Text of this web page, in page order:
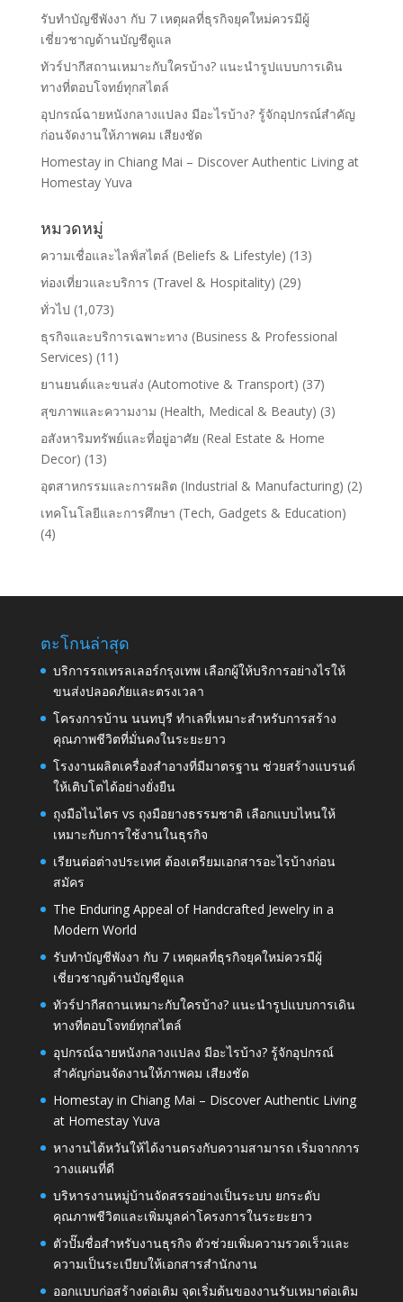
รับทำบัญชีพังงา กับ 7 เหตุผลที่ธุรกิจยุคใหม่ควรมีผู้
เชี่ยวชาญด้านบัญชีดูแล
ทัวร์ปากีสถานเหมาะกับใครบ้าง? แนะนำรูปแบบการเดิน
ทางที่ตอบโจทย์ทุกสไตล์
อุปกรณ์ฉายหนังกลางแปลง มีอะไรบ้าง? รู้จักอุปกรณ์สำคัญ
ก่อนจัดงานให้ภาพคม เสียงชัด
Homestay in Chiang Mai – Discover Authentic Living at
Homestay Yuva
หมวดหมู่
ความเชื่อและไลฟ์สไตล์ (Beliefs & Lifestyle) (13)
ท่องเที่ยวและบริการ (Travel & Hospitality) (29)
ทั่วไป (1,073)
ธุรกิจและบริการเฉพาะทาง (Business & Professional
Services) (11)
ยานยนต์และขนส่ง (Automotive & Transport) (37)
สุขภาพและความงาม (Health, Medical & Beauty) (3)
อสังหาริมทรัพย์และที่อยู่อาศัย (Real Estate & Home
Decor) (13)
อุตสาหกรรมและการผลิต (Industrial & Manufacturing) (2)
เทคโนโลยีและการศึกษา (Tech, Gadgets & Education)
(4)
ตะโกนล่าสุด
บริการรถเทรลเลอร์กรุงเทพ เลือกผู้ให้บริการอย่างไรให้
ขนส่งปลอดภัยและตรงเวลา
โครงการบ้าน นนทบุรี ทำเลที่เหมาะสำหรับการสร้าง
คุณภาพชีวิตที่มั่นคงในระยะยาว
โรงงานผลิตเครื่องสำอางที่มีมาตรฐาน ช่วยสร้างแบรนด์
ให้เติบโตได้อย่างยั่งยืน
ถุงมือไนไตร vs ถุงมือยางธรรมชาติ เลือกแบบไหนให้
เหมาะกับการใช้งานในธุรกิจ
เรียนต่อต่างประเทศ ต้องเตรียมเอกสารอะไรบ้างก่อน
สมัคร
The Enduring Appeal of Handcrafted Jewelry in a
Modern World
รับทำบัญชีพังงา กับ 7 เหตุผลที่ธุรกิจยุคใหม่ควรมีผู้
เชี่ยวชาญด้านบัญชีดูแล
ทัวร์ปากีสถานเหมาะกับใครบ้าง? แนะนำรูปแบบการเดิน
ทางที่ตอบโจทย์ทุกสไตล์
อุปกรณ์ฉายหนังกลางแปลง มีอะไรบ้าง? รู้จักอุปกรณ์
สำคัญก่อนจัดงานให้ภาพคม เสียงชัด
Homestay in Chiang Mai – Discover Authentic Living
at Homestay Yuva
หางานไต้หวันให้ได้งานตรงกับความสามารถ เริ่มจากการ
วางแผนที่ดี
บริหารงานหมู่บ้านจัดสรรอย่างเป็นระบบ ยกระดับ
คุณภาพชีวิตและเพิ่มมูลค่าโครงการในระยะยาว
ตัวปั๊มชื่อสำหรับงานธุรกิจ ตัวช่วยเพิ่มความรวดเร็วและ
ความเป็นระเบียบให้เอกสารสำนักงาน
ออกแบบก่อสร้างต่อเติม จุดเริ่มต้นของงานรับเหมาต่อเติม